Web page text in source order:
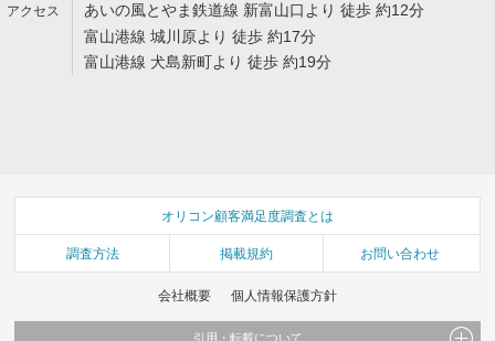
あいの風とやま鉄道線 新富山口より 徒歩 約12分
富山港線 城川原より 徒歩 約17分
富山港線 犬島新町より 徒歩 約19分
オリコン顧客満足度調査とは
調査方法 掲載規約 お問い合わせ
会社概要 個人情報保護方針
引用・転載について